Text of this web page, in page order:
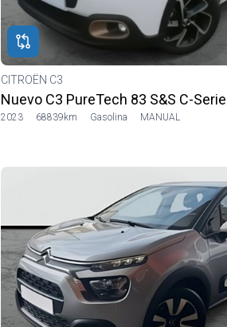
CITROËN C3
Nuevo C3 PureTech 83 S&S C-Series
2023 68839km Gasolina MANUAL